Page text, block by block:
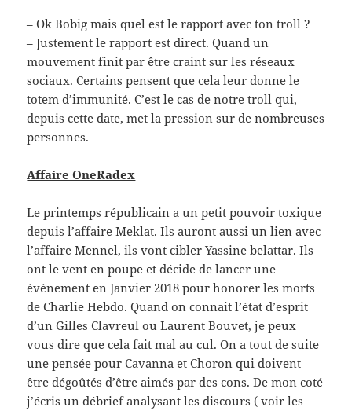
– Ok Bobig mais quel est le rapport avec ton troll ?
– Justement le rapport est direct. Quand un
mouvement finit par être craint sur les réseaux
sociaux. Certains pensent que cela leur donne le
totem d’immunité. C’est le cas de notre troll qui,
depuis cette date, met la pression sur de nombreuses
personnes.
Affaire OneRadex
Le printemps républicain a un petit pouvoir toxique
depuis l’affaire Meklat. Ils auront aussi un lien avec
l’affaire Mennel, ils vont cibler Yassine belattar. Ils
ont le vent en poupe et décide de lancer une
événement en Janvier 2018 pour honorer les morts
de Charlie Hebdo. Quand on connait l’état d’esprit
d’un Gilles Clavreul ou Laurent Bouvet, je peux
vous dire que cela fait mal au cul. On a tout de suite
une pensée pour Cavanna et Choron qui doivent
être dégoûtés d’être aimés par des cons. De mon coté
j’écris un débrief analysant les discours (voir les